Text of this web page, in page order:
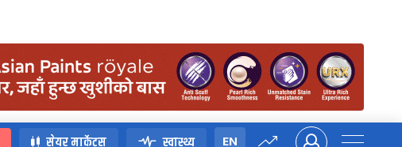
सेयर मार्केट्स स्वास्थ्य EN